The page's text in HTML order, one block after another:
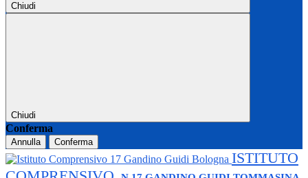
Chiudi
Chiudi
Conferma
Annulla Conferma
ISTITUTO